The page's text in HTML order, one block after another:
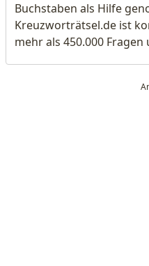
Buchstaben als Hilfe
Kreuzworträtsel.de ist
mehr als 450.000 Fragen